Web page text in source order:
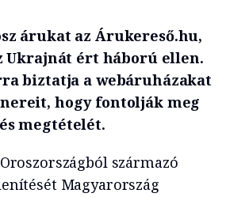
árukat az Árukereső.hu,
ért háború ellen.
biztatja a webáruházakat
hogy fontolják meg
megtételét.
származó
Magyarország